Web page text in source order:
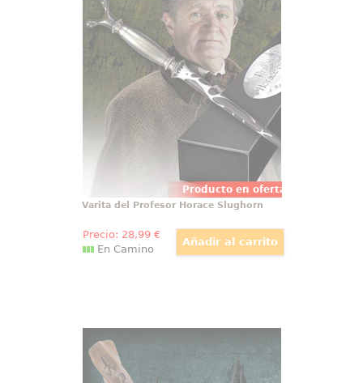
Producto en oferta
Varita del Profesor Horace Slughorn
Fabulosa réplica oficial de la
Varita del Profesor Horace
Slughorn de las películas “Harry
Potter”. Realizada en resina
(Polyresin). Las Reliquias de la
Muerte (Harry Potter and the
Deathly Hollow). Viene en caja de
regalo.
Varita del Profesor Horace Slughorn
Precio: 28,99€
En Camino
Detallada y realista réplica oficial
de la varita de Xenophilius
Lovegood basada en la saga de